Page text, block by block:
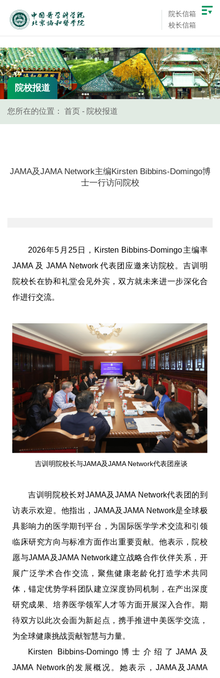
院长信箱
校长信箱
院校报道
您所在的位置： 首页 - 院校报道
JAMA及JAMA Network主编Kirsten Bibbins-Domingo博
士一行访问院校
2026年5月25日，Kirsten Bibbins-Domingo主编率
JAMA 及 JAMA Network 代表团应邀来访院校。吉训明
院校长在协和礼堂会见外宾，双方就未来进一步深化合
作进行交流。
吉训明院校长与JAMA及JAMA Network代表团座谈
吉训明院校长对JAMA及JAMA Network代表团的到
访表示欢迎。他指出，JAMA及JAMA Network是全球极
具影响力的医学期刊平台，为国际医学学术交流和引领
临床研究方向与标准方面作出重要贡献。他表示，院校
愿与JAMA及JAMA Network建立战略合作伙伴关系，开
展广泛学术合作交流，聚焦健康老龄化打造学术共同
体，锚定优势学科团队建立深度协同机制，在产出深度
研究成果、培养医学领军人才等方面开展深入合作。期
待双方以此次会面为新起点，携手推进中美医学交流，
为全球健康挑战贡献智慧与力量。
Kirsten Bibbins-Domingo博士介绍了JAMA及
JAMA Network的发展概况。她表示，JAMA及JAMA